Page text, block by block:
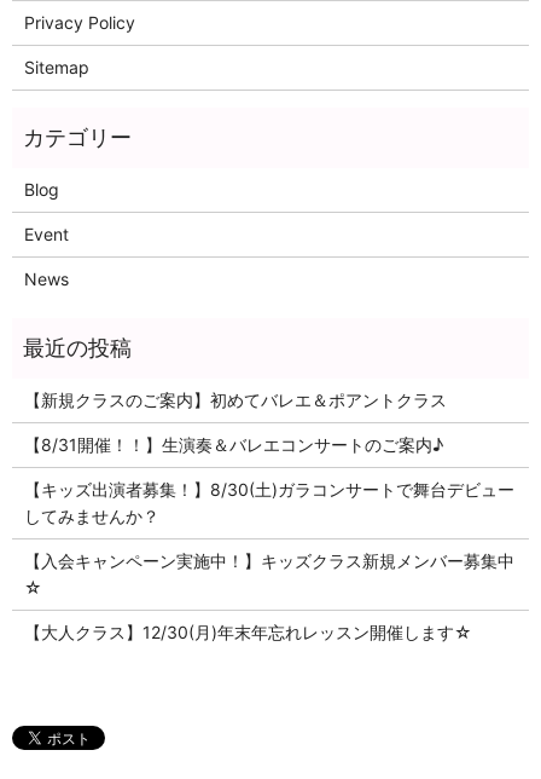
Privacy Policy
Sitemap
Blog
Event
News
【新規クラスのご案内】初めてバレエ＆ポアントクラス
【8/31開催！！】生演奏＆バレエコンサートのご案内♪
【キッズ出演者募集！】8/30(土)ガラコンサートで舞台デビュー
してみませんか？
【入会キャンペーン実施中！】キッズクラス新規メンバー募集中
☆
【大人クラス】12/30(月)年末年忘れレッスン開催します☆